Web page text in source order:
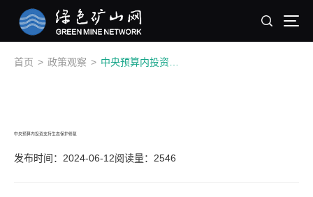
首页 > 政策观察 >
中央预算内投资支持生态保护修复
发布时间：2024-06-12阅读量：2546